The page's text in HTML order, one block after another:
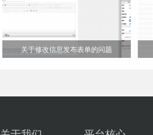
关于修改信息发布表单的问题